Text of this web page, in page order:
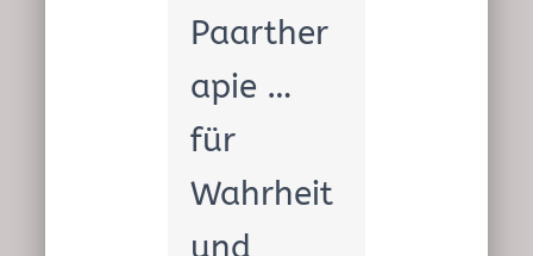
Paarther
apie …
für
Wahrheit
und